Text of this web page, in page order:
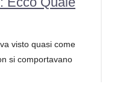
visto quasi come
si comportavano